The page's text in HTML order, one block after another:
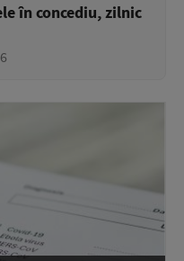
în concediu, zilnic